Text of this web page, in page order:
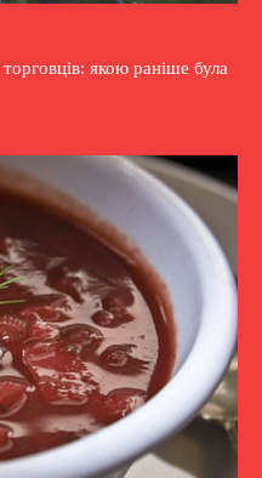
якою раніше була